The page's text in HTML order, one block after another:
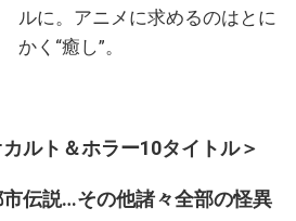
ルに。アニメに求めるのはとに
かく“癒し”。
ルト＆ホラー10タイトル＞
伝説…その他諸々全部の怪異